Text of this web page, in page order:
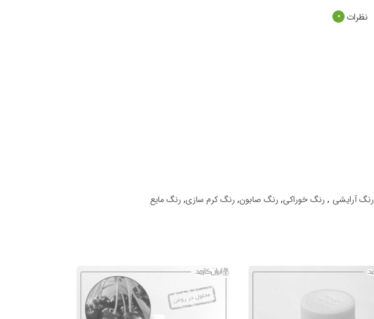
نظرات 0
رنگ آرایشی , رنگ خوراکی, رنگ صابون, رنگ کرم سازی, رنگ مایع